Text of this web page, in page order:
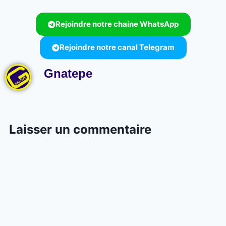
Rejoindre notre chaine WhatsApp
Rejoindre notre canal Telegram
Gnatepe
Laisser un commentaire